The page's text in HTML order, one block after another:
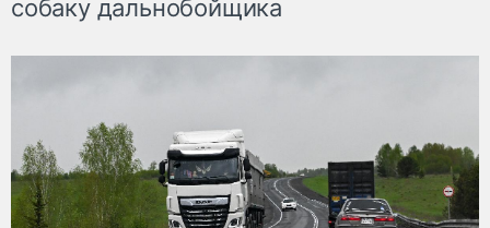
собаку дальнобойщика